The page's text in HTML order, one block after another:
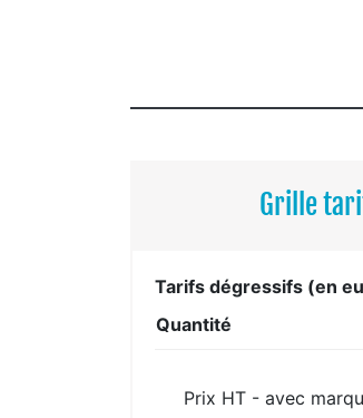
Grille
Tarifs dégressifs (en
Quantité
Prix HT - avec